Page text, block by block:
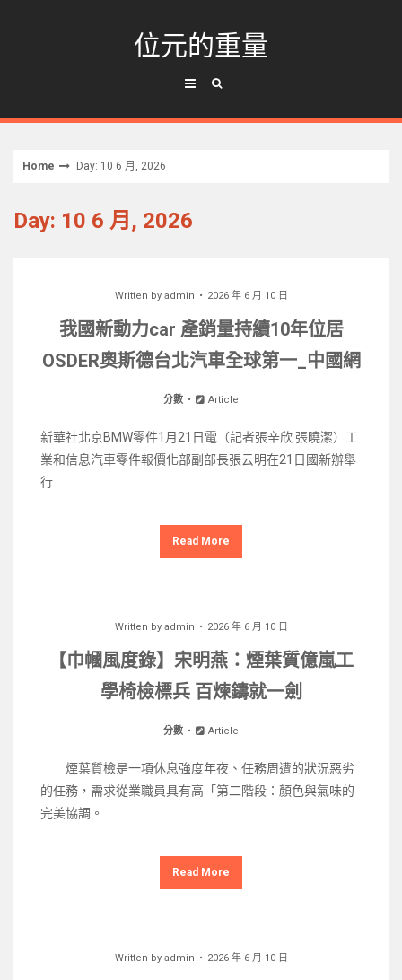
位元的重量
Home Day: 10 6 月, 2026
Day: 10 6 月, 2026
Written by admin 2026 年 6 月 10 日
我國新動力car 產銷量持續10年位居
OSDER奧斯德台北汽車全球第一_中國網
分數 Article
新華社北京BMW零件1月21日電（記者張辛欣 張曉潔）工
業和信息汽車零件報價化部副部長張云明在21日國新辦舉
行
Read More
Written by admin 2026 年 6 月 10 日
【巾幗風度錄】宋明燕：煙葉質億嵐工
學椅檢標兵 百煉鑄就一劍
分數 Article
煙葉質檢是一項休息強度年夜、任務周遭的狀況惡劣
的任務，需求從業職員具有高「第二階段：顏色與氣味的
完美協調。
Read More
Written by admin 2026 年 6 月 10 日